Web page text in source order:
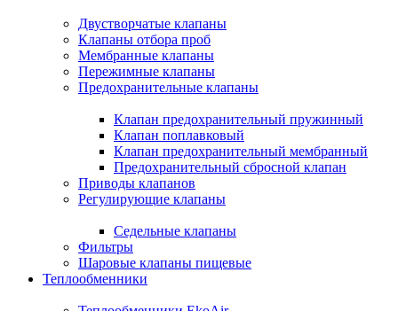
Двустворчатые клапаны
Клапаны отбора проб
Мембранные клапаны
Пережимные клапаны
Предохранительные клапаны
Клапан предохранительный пружинный
Клапан поплавковый
Клапан предохранительный мембранный
Предохранительный сбросной клапан
Приводы клапанов
Регулирующие клапаны
Седельные клапаны
Фильтры
Шаровые клапаны пищевые
Теплообменники